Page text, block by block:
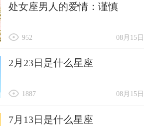
处女座男人的爱情：谨慎
08月15日
952
2月23日是什么星座
08月15日
1887
7月13日是什么星座